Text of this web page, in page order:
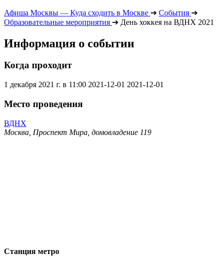
Афиша Москвы — Куда сходить в Москве ➔ События ➔
Образовательные мероприятия ➔ День хоккея на ВДНХ 2021
Информация о событии
Когда проходит
1 декабря 2021 г. в 11:00 2021-12-01 2021-12-01
Место проведения
ВДНХ
Москва, Проспект Мира, домовладение 119
Станция метро